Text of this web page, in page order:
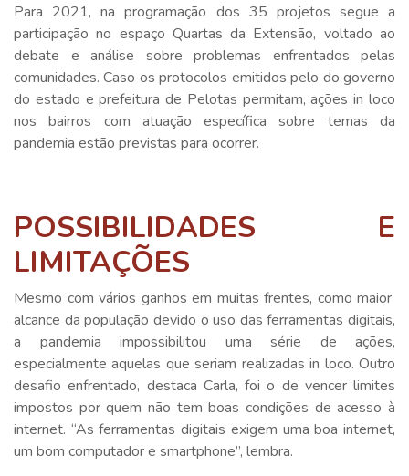
Para 2021, na programação dos 35 projetos segue a
participação no espaço Quartas da Extensão, voltado ao
debate e análise sobre problemas enfrentados pelas
comunidades. Caso os protocolos emitidos pelo do governo
do estado e prefeitura de Pelotas permitam, ações in loco
nos bairros com atuação específica sobre temas da
pandemia estão previstas para ocorrer.
POSSIBILIDADES E
LIMITAÇÕES
Mesmo com vários ganhos em muitas frentes, como maior
alcance da população devido o uso das ferramentas digitais,
a pandemia impossibilitou uma série de ações,
especialmente aquelas que seriam realizadas in loco. Outro
desafio enfrentado, destaca Carla, foi o de vencer limites
impostos por quem não tem boas condições de acesso à
internet. “As ferramentas digitais exigem uma boa internet,
um bom computador e smartphone”, lembra.